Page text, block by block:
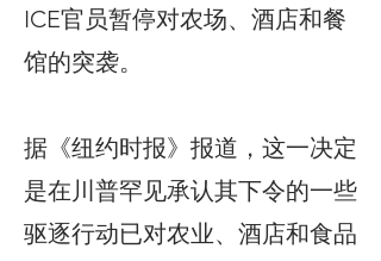
ICE官员暂停对农场、酒店和餐
馆的突袭。
据《纽约时报》报道，这一决定
是在川普罕见承认其下令的一些
驱逐行动已对农业、酒店和食品